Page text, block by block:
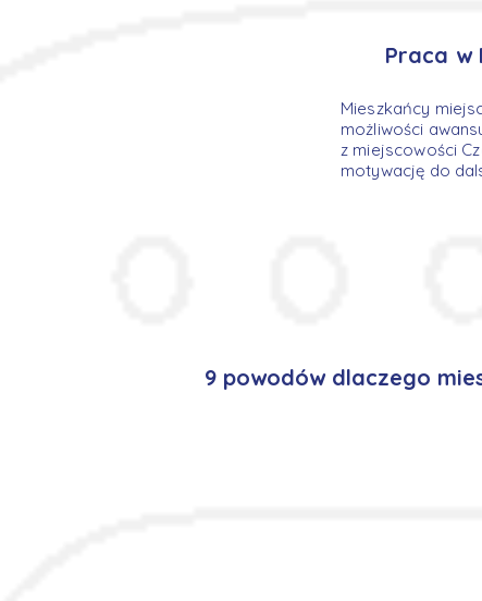
Praca w
Mieszkańcy
możliwości
z miejscowości
motywację do
9 powodów dlaczego